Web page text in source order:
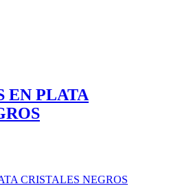
EN PLATA
CRISTALES NEGROS